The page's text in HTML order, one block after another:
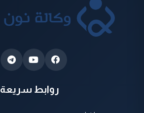
روابط سريعة